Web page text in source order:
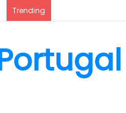
Trending